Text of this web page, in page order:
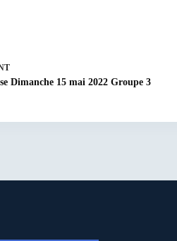
Dimanche 15 mai 2022 Groupe 3